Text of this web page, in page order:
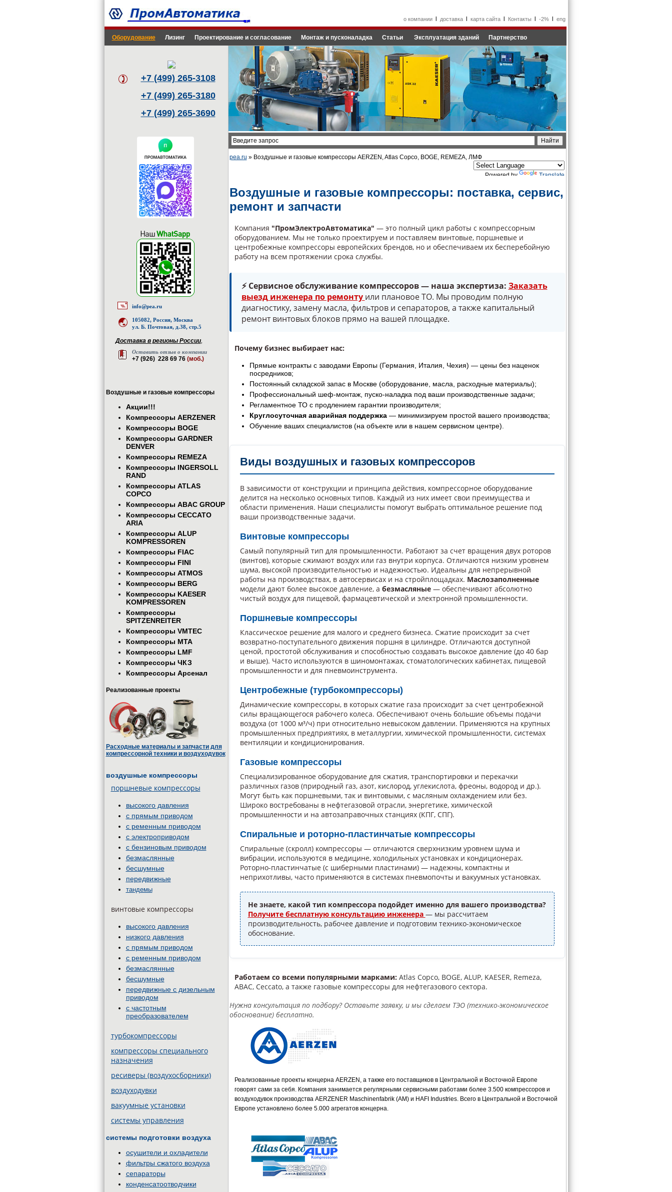
о компанииl доставкаl карта сайтаl Контакты -2%l eng
Оборудование Лизинг Проектирование и согласование Монтаж и пусконаладка Статьи Эксплуатация зданий Партнерство
+7 (499) 265-3108
+7 (499) 265-3180
+7 (499) 265-3690
info@pea.ru
105082, Россия, Москва
ул. Б. Почтовая, д.38, стр.5
Доставка в регионы России,
Оставить отзыв о компании
+7 (926) 228 69 76 (моб.)
Воздушные и газовые компрессоры
Акции!!!
Компрессоры AERZENER
Компрессоры BOGE
Компрессоры GARDNER
DENVER
Компрессоры REMEZA
Компрессоры INGERSOLL
RAND
Компрессоры ATLAS
COPCO
Компрессоры ABAC GROUP
Компрессоры CECCATO
ARIA
Компрессоры ALUP
KOMPRESSOREN
Компрессоры FIAC
Компрессоры FINI
Компрессоры ATMOS
Компрессоры BERG
Компрессоры KAESER
KOMPRESSOREN
Компрессоры
SPITZENREITER
Компрессоры VMTEC
Компрессоры MTA
Компрессоры LMF
Компрессоры ЧКЗ
Компрессоры Арсенал
Реализованные проекты
Расходные материалы и запчасти для
компрессорной техники и воздуходувок
воздушные компрессоры
поршневые компрессоры
высокого давления
с прямым приводом
с ременным приводом
с электроприводом
с бензиновым приводом
безмаслянные
бесшумные
передвижные
тандемы
винтовые компрессоры
высокого давления
низкого давления
с прямым приводом
с ременным приводом
безмаслянные
бесшумные
передвижные c дизельным
приводом
с частотным
преобразователем
турбокомпрессоры
компрессоры специального
назначения
ресиверы (воздухосборники)
воздуходувки
вакуумные установки
системы управления
системы подготовки воздуха
осушители и охладители
фильтры сжатого воздуха
сепараторы
конденсатоотводчики
pea.ru » Воздушные и газовые компрессоры AERZEN, Atlas Copco, BOGE, REMEZA, ЛМФ
Powered by Translate
Воздушные и газовые компрессоры: поставка, сервис,
ремонт и запчасти
Компания "ПромЭлектроАвтоматика" — это полный цикл работы с компрессорным
оборудованием. Мы не только проектируем и поставляем винтовые, поршневые и
центробежные компрессоры европейских брендов, но и обеспечиваем их бесперебойную
работу на всем протяжении срока службы.
⚡ Сервисное обслуживание компрессоров — наша экспертиза: Заказать
выезд инженера по ремонту или плановое ТО. Мы проводим полную
диагностику, замену масла, фильтров и сепараторов, а также капитальный
ремонт винтовых блоков прямо на вашей площадке.
Почему бизнес выбирает нас:
Прямые контракты с заводами Европы (Германия, Италия, Чехия) — цены без наценок
посредников;
Постоянный складской запас в Москве (оборудование, масла, расходные материалы);
Профессиональный шеф-монтаж, пуско-наладка под ваши производственные задачи;
Регламентное ТО с продлением гарантии производителя;
Круглосуточная аварийная поддержка— минимизируем простой вашего производства;
Обучение ваших специалистов (на объекте или в нашем сервисном центре).
Виды воздушных и газовых компрессоров
В зависимости от конструкции и принципа действия, компрессорное оборудование
делится на несколько основных типов. Каждый из них имеет свои преимущества и
области применения. Наши специалисты помогут выбрать оптимальное решение под
ваши производственные задачи.
Винтовые компрессоры
Самый популярный тип для промышленности. Работают за счет вращения двух роторов
(винтов), которые сжимают воздух или газ внутри корпуса. Отличаются низким уровнем
шума, высокой производительностью и надежностью. Идеальны для непрерывной
работы на производствах, в автосервисах и на стройплощадках. Маслозаполненные
модели дают более высокое давление, а безмасляные— обеспечивают абсолютно
чистый воздух для пищевой, фармацевтической и электронной промышленности.
Поршневые компрессоры
Классическое решение для малого и среднего бизнеса. Сжатие происходит за счет
возвратно-поступательного движения поршня в цилиндре. Отличаются доступной
ценой, простотой обслуживания и способностью создавать высокое давление (до 40 бар
и выше). Часто используются в шиномонтажах, стоматологических кабинетах, пищевой
промышленности и для пневмоинструмента.
Центробежные (турбокомпрессоры)
Динамические компрессоры, в которых сжатие газа происходит за счет центробежной
силы вращающегося рабочего колеса. Обеспечивают очень большие объемы подачи
воздуха (от 1000 м³/ч) при относительно невысоком давлении. Применяются на крупных
промышленных предприятиях, в металлургии, химической промышленности, системах
вентиляции и кондиционирования.
Газовые компрессоры
Специализированное оборудование для сжатия, транспортировки и перекачки
различных газов (природный газ, азот, кислород, углекислота, фреоны, водород и др.).
Могут быть как поршневыми, так и винтовыми, с масляным охлаждением или без.
Широко востребованы в нефтегазовой отрасли, энергетике, химической
промышленности и на автозаправочных станциях (КПГ, СПГ).
Спиральные и роторно-пластинчатые компрессоры
Спиральные (скролл) компрессоры — отличаются сверхнизким уровнем шума и
вибрации, используются в медицине, холодильных установках и кондиционерах.
Роторно-пластинчатые (с шиберными пластинами) — надежны, компактны и
неприхотливы, часто применяются в системах пневмопочты и вакуумных установках.
Не знаете, какой тип компрессора подойдет именно для вашего производства?
Получите бесплатную консультацию инженера — мы рассчитаем
производительность, рабочее давление и подготовим технико-экономическое
обоснование.
Работаем со всеми популярными марками: Atlas Copco, BOGE, ALUP, KAESER, Remeza,
ABAC, Ceccato, а также газовые компрессоры для нефтегазового сектора.
Нужна консультация по подбору? Оставьте заявку, и мы сделаем ТЭО (технико-экономическое
обоснование) бесплатно.
Реализованные проекты концерна AERZEN, а также его поставщиков в Центральной и Восточной Европе
говорят сами за себя. Компания занимается регулярными сервисными работами более 3.500 компрессоров и
воздуходувок производства AERZENER Maschinenfabrik (AM) и HAFI Industries. Всего в Центральной и Восточной
Европе установлено более 5.000 агрегатов концерна.